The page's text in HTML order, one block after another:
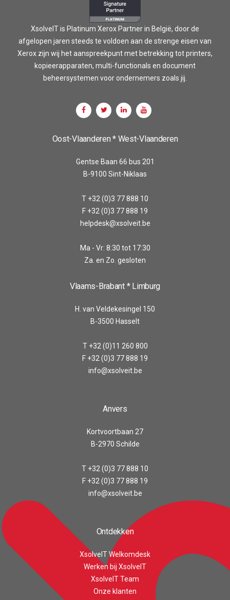
XsolveIT is Platinum Xerox Partner in België, door de
afgelopen jaren steeds te voldoen aan de strenge eisen van
Xerox zijn wij het aanspreekpunt met betrekking tot printers,
kopieerapparaten, multi-functionals en document
beheersystemen voor ondernemers zoals jij.
Oost-Vlaanderen * West-Vlaanderen
Gentse Baan 66 bus 201
B-9100 Sint-Niklaas
T +32 (0)3 77 888 10
F +32 (0)3 77 888 19
helpdesk@xsolveit.be
Ma - Vr: 8:30 tot 17:30
Za. en Zo. gesloten
Vlaams-Brabant * Limburg
H. van Veldekesingel 150
B-3500 Hasselt
T +32 (0)11 260 800
F +32 (0)3 77 888 19
info@xsolveit.be
Anvers
Kortvoortbaan 27
B-2970 Schilde
T +32 (0)3 77 888 10
F +32 (0)3 77 888 19
info@xsolveit.be
Ontdekken
XsolveIT Welkomdesk
Werken bij XsolveIT
XsolveIT Team
Onze klanten